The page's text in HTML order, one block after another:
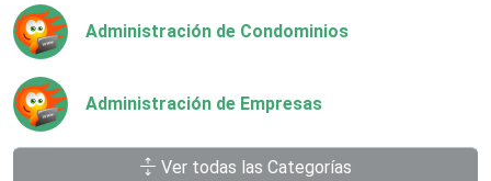
Administración de Condominios
Administración de Empresas
Agencias Aduanales
Ver todas las Categorías